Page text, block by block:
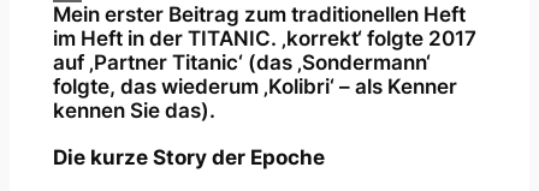
Mein erster Beitrag zum traditionellen Heft
im Heft in der TITANIC. ‚korrekt‘ folgte 2017
auf ‚Partner Titanic‘ (das ‚Sondermann‘
folgte, das wiederum ‚Kolibri‘ – als Kenner
kennen Sie das).
Die kurze Story der Epoche